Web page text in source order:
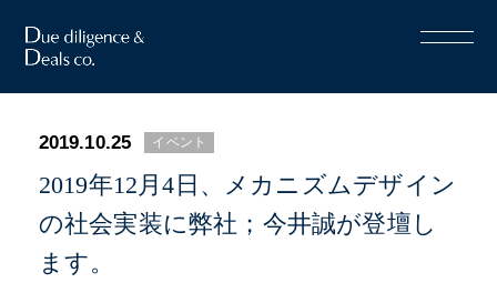
2019.10.25 イベント
2019年12月4日、メカニズムデザイン
の社会実装に弊社；今井誠が登壇し
ます。